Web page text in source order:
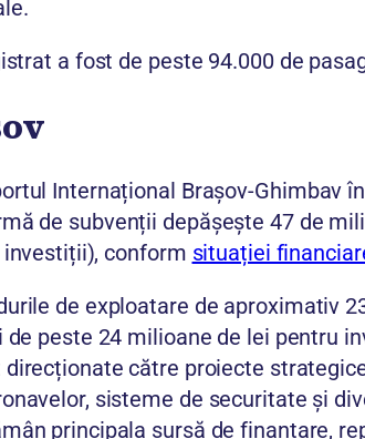
a fost de peste 94.000 de
Internațional Brașov-Ghimbav
de subvenții depășește 47 de
conform situației
de exploatare de aproximativ
peste 24 milioane de lei pentru
către proiecte
sisteme de securitate și
principala sursă de finanțare,